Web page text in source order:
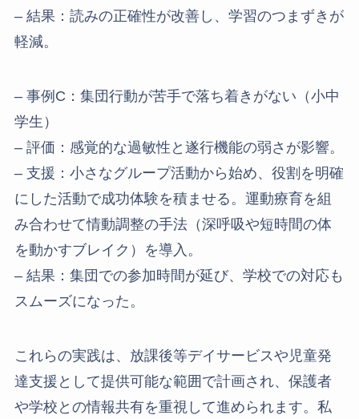
– 結果：読みの正確性が改善し、学習のつまずきが
軽減。
– 事例C：集団行動が苦手で落ち着きがない（小中
学生）
– 評価：感覚的な過敏性と遂行機能の弱さが影響。
– 支援：小さなグループ活動から始め、役割を明確
にした活動で成功体験を積ませる。運動療育を組
み合わせて情動調整の手法（深呼吸や短時間の体
を動かすブレイク）を導入。
– 結果：集団での参加時間が延び、学校での対応も
スムーズになった。
これらの実践は、放課後等デイサービスや児童発
達支援として提供可能な範囲で計画され、保護者
や学校との情報共有を重視して進められます。私